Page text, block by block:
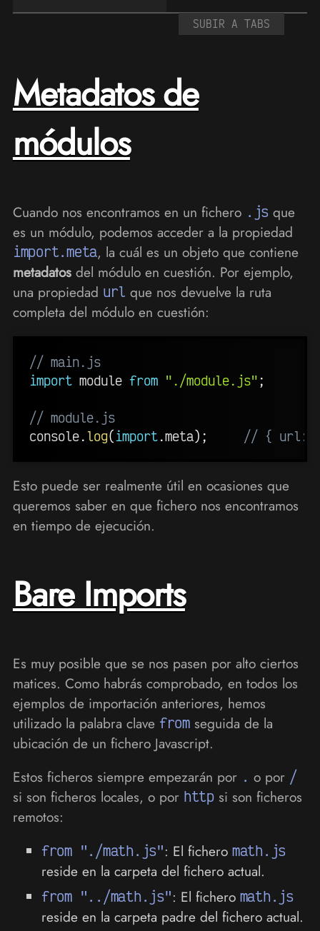
SUBIR A TABS
Metadatos de
módulos
Cuando nos encontramos en un fichero .js que
es un módulo, podemos acceder a la propiedad
import.meta, la cuál es un objeto que contiene
metadatosdel módulo en cuestión. Por ejemplo,
una propiedad url que nos devuelve la ruta
completa del módulo en cuestión:
// main.js
import module from "./module.js" ;
// module.js
console. log(import.meta) ; // { url:
Esto puede ser realmente útil en ocasiones que
queremos saber en que fichero nos encontramos
en tiempo de ejecución.
Bare Imports
Es muy posible que se nos pasen por alto ciertos
matices. Como habrás comprobado, en todos los
ejemplos de importación anteriores, hemos
utilizado la palabra clave fromseguida de la
ubicación de un fichero Javascript.
Estos ficheros siempre empezarán por . o por /
si son ficheros locales, o por httpsi son ficheros
remotos:
from "./math.js": El fichero math.js
reside en la carpeta del fichero actual.
from "../math.js": El fichero math.js
reside en la carpeta padre del fichero actual.